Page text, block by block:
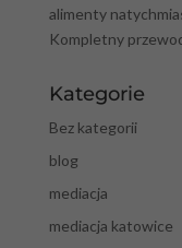
alimenty
Kompletny
Kategorie
Bez kategorii
blog
mediacja
mediacja katowice